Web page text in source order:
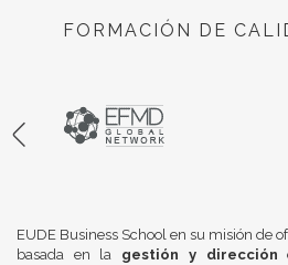
FORMACIÓN DE
EUDE Business School en su misión de
basada en la gestión y dirección